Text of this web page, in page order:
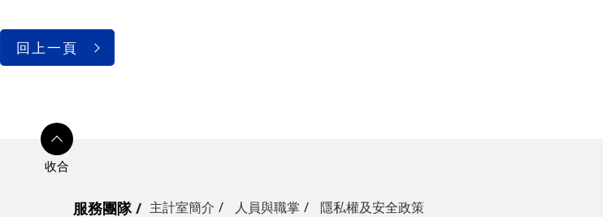
回上一頁
服務團隊 主計室簡介 人員與職掌 隱私權及安全政策